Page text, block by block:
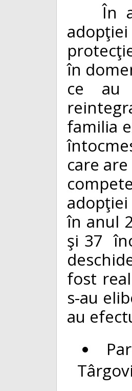
În
în
ce au
familia
care
în anul
şi 37
fost
s-au
au